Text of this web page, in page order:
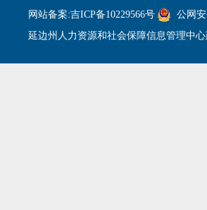
网站备案:吉ICP备10229566号
公网
延边州人力资源和社会保障信息管理中